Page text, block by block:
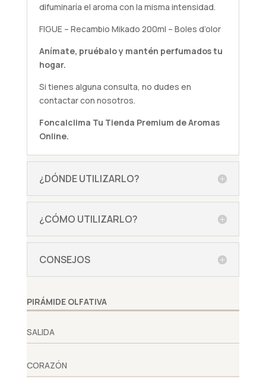
difuminaría el aroma con la misma intensidad.
FIGUE – Recambio Mikado 200ml – Boles d’olor
Anímate, pruébaloy mantén perfumados tu
hogar.
Si tienes alguna consulta, no dudes en
contactar con nosotros.
Foncalclima Tu Tienda Premium de Aromas
Online.
¿DÓNDE UTILIZARLO?
¿CÓMO UTILIZARLO?
CONSEJOS
PIRÁMIDE OLFATIVA
SALIDA
CORAZÓN